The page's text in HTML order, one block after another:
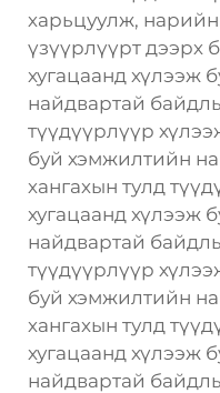
харьцуулж,
үзүүрлүүрт дээрх
хугацаанд хүлээж
найдвартай
түүдүүрлүүр
буй хэмжилтийн
хангахын тулд
хугацаанд хүлээж
найдвартай
түүдүүрлүүр
буй хэмжилтийн
хангахын тулд
хугацаанд хүлээж
найдвартай